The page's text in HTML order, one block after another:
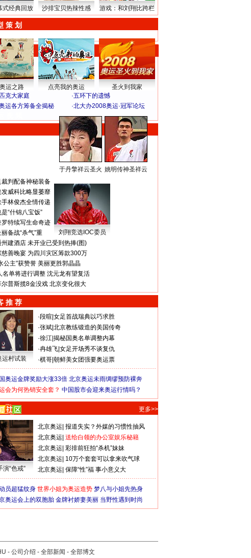
式经典回放 沙排宝贝热辣性感 游戏：和刘翔比跨栏
策 划
运之路 点亮我的奥运
圣火到我家
克大家庭 ·五环下的遗憾
运各方筹备全揭秘 ·北大办2008奥运·冠军论坛
于丹擎祥云圣火 姚明传神圣祥云
裁判配备神秘装备
发威科比略显萎靡
手林俊杰全情传递
“什锦八宝饭”
罗特续写生命奇迹
备战“杀气”重
刘翔竞选IOC委员
建酒店 未开业已受到热捧(图)
慈善晚宴 为四川灾区筹款300万
公主”获赞誉 美丽更胜郭晶晶
名单将进行调整 沈元龙有望复活
普斯揽8金没戏 北京变化很大
推 荐
运村试装
·段暄 女足首战瑞典以巧求胜
·张斌 北京教练锻造的美国传奇
·徐江 揭秘国奥名单调整内幕
·冉雄飞 女足开场秀不谈复仇
·棋哥 朝鲜美女团强要奥运票
奥运金牌奖励大涨33倍 北京奥运未雨绸缪预防裸奔
会为何热销安全套？ 中国股市会迎来奥运行情吗？
更多>>
演“色戒”
北京奥运 报道失实？外媒的习惯性抽风
北京奥运 送给白领的办公室娱乐秘籍
北京奥运 彩排前狂拍“杀机”妹妹
北京奥运 10万个套套可以拿来吹气球
北京奥运 保障“性”福 事小意义大
员超猛纹身 世界小姐为奥运造势 梦八与小姐先热身
奥运会上的双胞胎 金牌衬娇妻美丽 当野性遇到时尚
- 公司介绍 - 全部新闻 - 全部博文